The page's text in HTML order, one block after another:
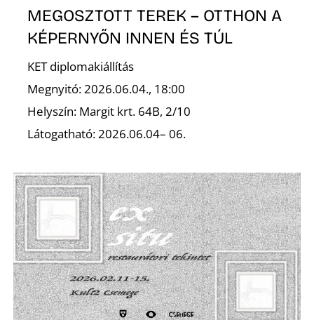
MEGOSZTOTT TEREK – OTTHON A
KÉPERNYŐN INNEN ÉS TÚL
KET diplomakiállítás
Megnyitó: 2026.06.04., 18:00
Helyszín: Margit krt. 64B, 2/10
Látogatható: 2026.06.04– 06.